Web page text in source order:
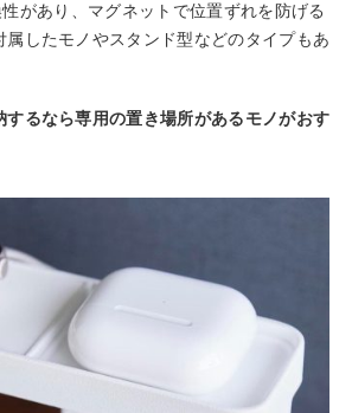
があり、マグネットで位置ずれを防げる
したモノやスタンド型などのタイプもあ
するなら専用の置き場所があるモノがおす